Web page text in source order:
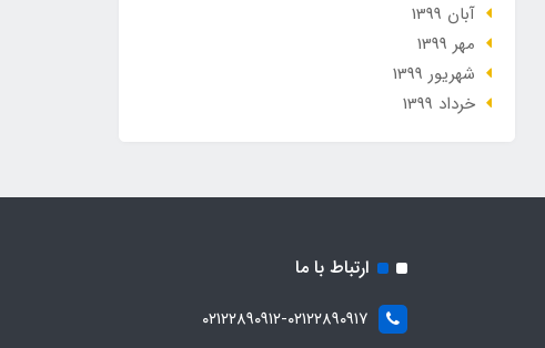
آبان 1399
مهر 1399
شهریور 1399
خرداد 1399
ارتباط با ما
۰۲۱۲۲۸۹۰۹۱۲-۰۲۱۲۲۸۹۰۹۱۷